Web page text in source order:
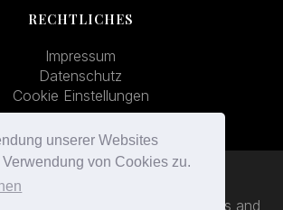
unserer Websites
von Cookies zu.
RECHTLICHES
Impressum
Datenschutz
Cookie Einstellungen
Created for free using WordPress and